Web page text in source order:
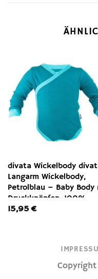
divata Wickelbody
Langarm Wickelbody,
Petrolblau – Baby Body
Druckknöpfen, 100%
Baumwolle – extra
15,95€